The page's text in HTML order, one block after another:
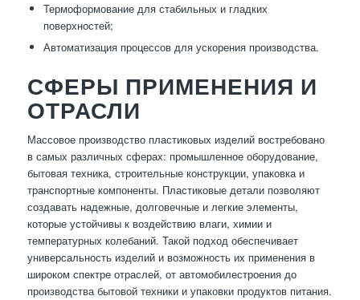
Термоформование для стабильных и гладких
поверхностей;
Автоматизация процессов для ускорения производства.
СФЕРЫ ПРИМЕНЕНИЯ И
ОТРАСЛИ
Массовое производство пластиковых изделий востребовано
в самых различных сферах: промышленное оборудование,
бытовая техника, строительные конструкции, упаковка и
транспортные компоненты. Пластиковые детали позволяют
создавать надежные, долговечные и легкие элементы,
которые устойчивы к воздействию влаги, химии и
температурных колебаний. Такой подход обеспечивает
универсальность изделий и возможность их применения в
широком спектре отраслей, от автомобилестроения до
производства бытовой техники и упаковки продуктов питания.